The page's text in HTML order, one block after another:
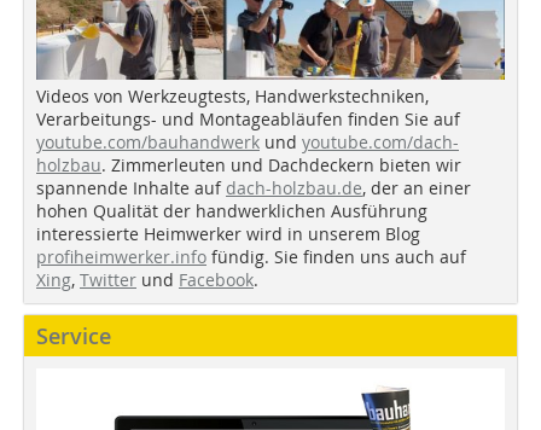
Videos von Werkzeugtests, Handwerkstechniken,
Verarbeitungs- und Montageabläufen finden Sie auf
youtube.com/bauhandwerk und youtube.com/dach-
holzbau. Zimmerleuten und Dachdeckern bieten wir
spannende Inhalte auf dach-holzbau.de, der an einer
hohen Qualität der handwerklichen Ausführung
interessierte Heimwerker wird in unserem Blog
profiheimwerker.info fündig. Sie finden uns auch auf
Xing, Twitter und Facebook.
Service